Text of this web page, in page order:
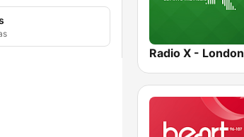
Radio X - London